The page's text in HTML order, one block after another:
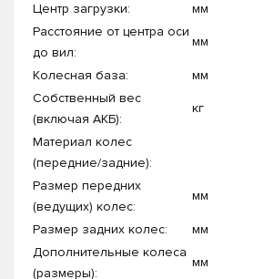
Центр загрузки:
мм
Расстояние от центра оси
до вил:
мм
Колесная база: мм
Собственный вес
(включая АКБ):
кг
Материал колес
(передние/задние):
Размер передних
(ведущих) колес:
мм
Размер задних колес: мм
Дополнительные колеса
(размеры):
мм